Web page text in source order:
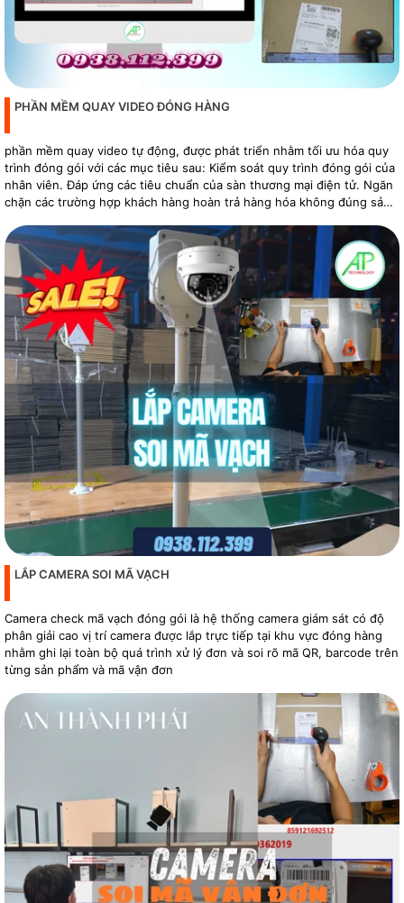
PHẦN MỀM QUAY VIDEO ĐÓNG HÀNG
phần mềm quay video tự động, được phát triển nhằm tối ưu hóa quy
trình đóng gói với các mục tiêu sau: Kiểm soát quy trình đóng gói của
nhân viên. Đáp ứng các tiêu chuẩn của sàn thương mại điện tử. Ngăn
chặn các trường hợp khách hàng hoàn trả hàng hóa không đúng sản
LẮP CAMERA SOI MÃ VẠCH
Camera check mã vạch đóng gói là hệ thống camera giám sát có độ
phân giải cao vị trí camera được lắp trực tiếp tại khu vực đóng hàng
nhằm ghi lại toàn bộ quá trình xử lý đơn và soi rõ mã QR, barcode trên
từng sản phẩm và mã vận đơn